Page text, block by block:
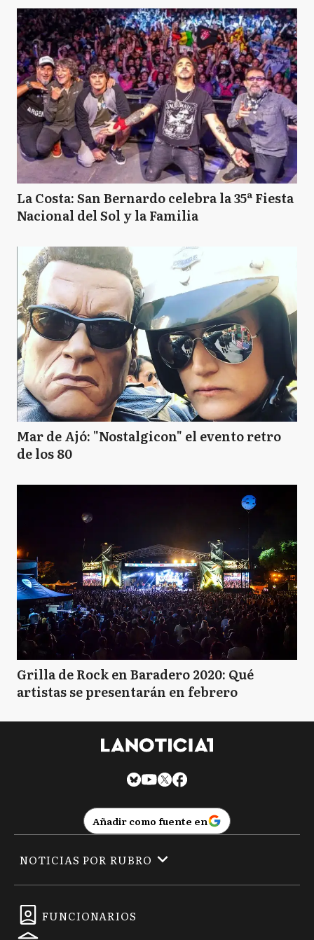
La Costa: San Bernardo celebra la 35ª Fiesta
Nacional del Sol y la Familia
Mar de Ajó: "Nostalgicon" el evento retro
de los 80
Grilla de Rock en Baradero 2020: Qué
artistas se presentarán en febrero
Añadir como fuente en
FUNCIONARIOS
NOTICIAS POR RUBRO